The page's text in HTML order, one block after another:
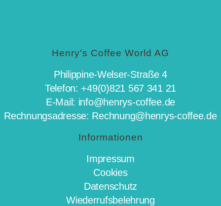
Henry's Coffee World AG
Philippine-Welser-Straße 4
Telefon: +49(0)821 567 341 21
E-Mail: info@henrys-coffee.de
Rechnungsadresse: Rechnung@henrys-coffee.de
Informationen
Impressum
Cookies
Datenschutz
Wiederrufsbelehrung